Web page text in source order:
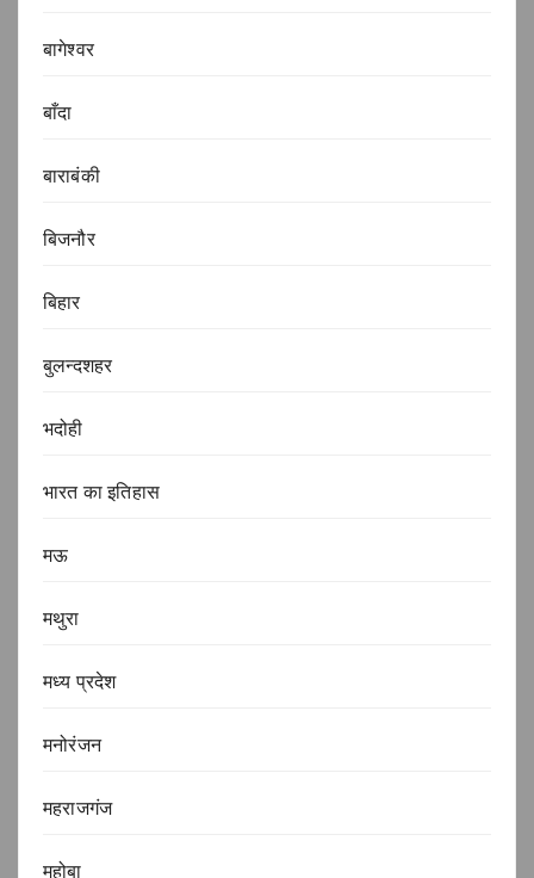
बागेश्वर
बाँदा
बाराबंकी
बिजनौर
बिहार
बुलन्दशहर
भदोही
भारत का इतिहास
मऊ
मथुरा
मध्य प्रदेश
मनोरंजन
महराजगंज
महोबा